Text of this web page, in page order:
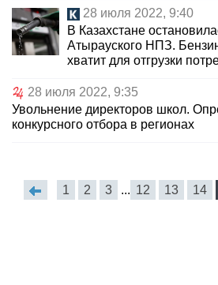
28 июля 2022, 9:40
В Казахстане
Атырауского НПЗ.
хватит для отгрузки
28 июля 2022, 9:35
Увольнение директоров школ.
конкурсного отбора в регионах
1 2 3 ... 12 13 14